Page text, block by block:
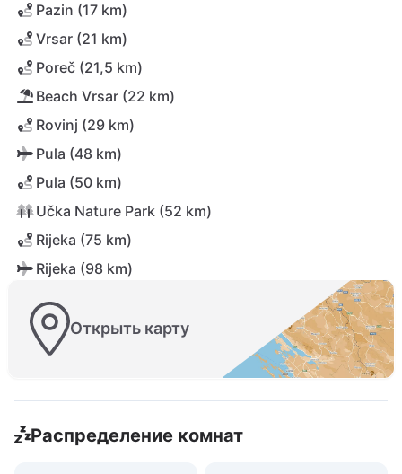
Pazin (17 km)
Vrsar (21 km)
Poreč (21,5 km)
Beach Vrsar (22 km)
Rovinj (29 km)
Pula (48 km)
Pula (50 km)
Učka Nature Park (52 km)
Rijeka (75 km)
Rijeka (98 km)
Открыть карту
Распределение комнат